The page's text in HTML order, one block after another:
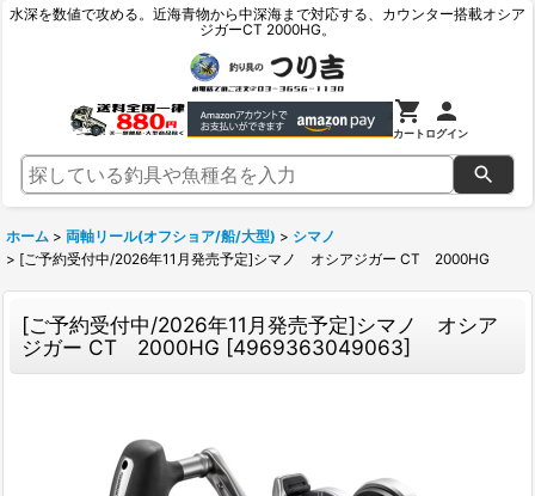
水深を数値で攻める。近海青物から中深海まで対応する、カウンター搭載オシア
ジガーCT 2000HG。
カートログイン
ホーム > 両軸リール(オフショア/船/大型) > シマノ
> [ご予約受付中/2026年11月発売予定]シマノ オシアジガー CT 2000HG
[ご予約受付中/2026年11月発売予定]シマノ オシア
ジガー CT 2000HG [4969363049063]